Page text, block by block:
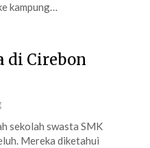
kampung…
di Cirebon
sekolah swasta SMK
Mereka diketahui